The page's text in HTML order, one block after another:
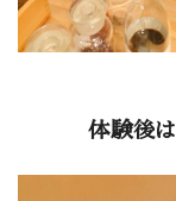
体験後